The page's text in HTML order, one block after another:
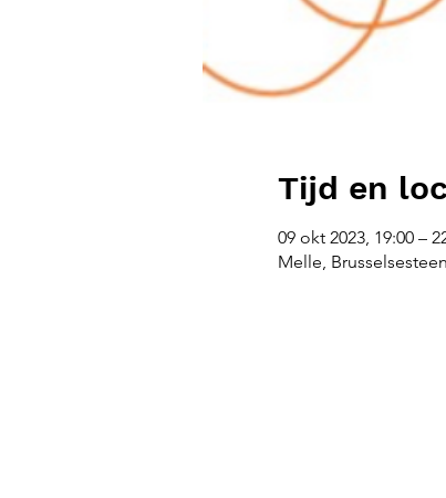
Tijd en
09 okt 2023, 19:00 –
Melle,